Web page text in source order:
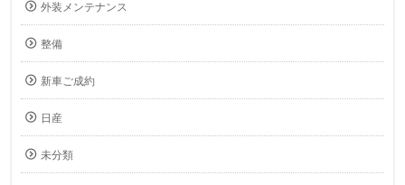
外装メンテナンス
整備
新車ご成約
日産
未分類